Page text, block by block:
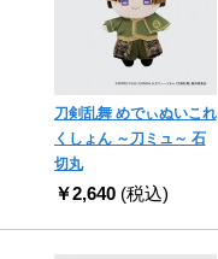
刀剣乱舞 めでぃぬいこれ
くしょん ～刀ミュ～ 石
切丸
￥2,640 (税込)